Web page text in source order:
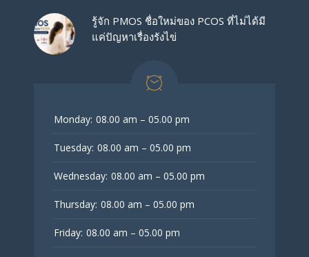
รู้จัก PMOS ชื่อใหม่ของ PCOS ที่ไม่ได้มี
แค่ปัญหาเรื่องรังไข่
Monday: 08.00 am – 05.00 pm
Tuesday: 08.00 am – 05.00 pm
Wednesday: 08.00 am – 05.00 pm
Thursday: 08.00 am – 05.00 pm
Friday: 08.00 am – 05.00 pm